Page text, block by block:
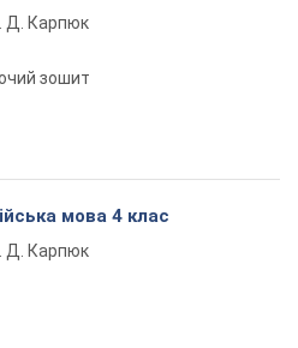
Д. Карпюк
зошит
мова 4 клас
Д. Карпюк